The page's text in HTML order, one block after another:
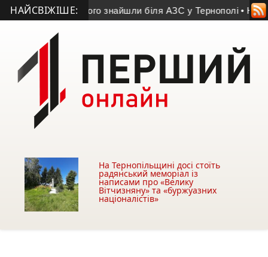
НАЙСВІЖІШЕ:тіло якого знайшли біля АЗС у Тернополі • На
На Тернопільщині досі стоїть
радянський меморіал із
написами про «Велику
Вітчизняну» та «буржуазних
націоналістів»